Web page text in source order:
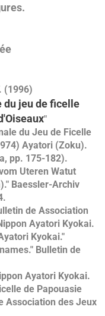
(1996)
jeu de ficelle
"
du Jeu de Ficelle
Ayatori (Zoku).
pp. 175-182).
Uteren Watut
Baessler-Archiv
de Association
Ayatori Kyokai.
Kyokai."
Bulletin de
Ayatori Kyokai.
de Papouasie
Association des Jeux